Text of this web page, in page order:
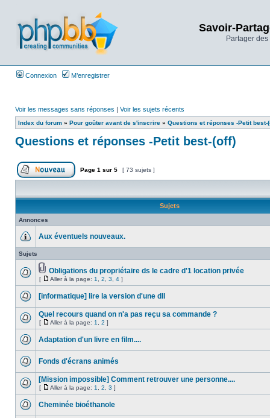
Savoir-
Partager
Connexion M’enregistrer
Voir les messages sans réponses | Voir les sujets récents
Index du forum » Pour goûter avant de s'inscrire » Questions et réponses -Petit best-
Questions et réponses -Petit best-(off)
Page 1 sur 5 [ 73 sujets ]
Sujets
Annonces
Aux éventuels nouveaux.
Sujets
Obligations du propriétaire ds le cadre d'1 location privée
[ Aller à la page: 1 2 3 4 ]
[informatique] lire la version d'une dll
Quel recours quand on n'a pas reçu sa commande ?
[ Aller à la page: 1 2 ]
Adaptation d'un livre en film....
Fonds d'écrans animés
[Mission impossible] Comment retrouver une personne....
[ Aller à la page: 1 2 3 ]
Cheminée bioéthanole